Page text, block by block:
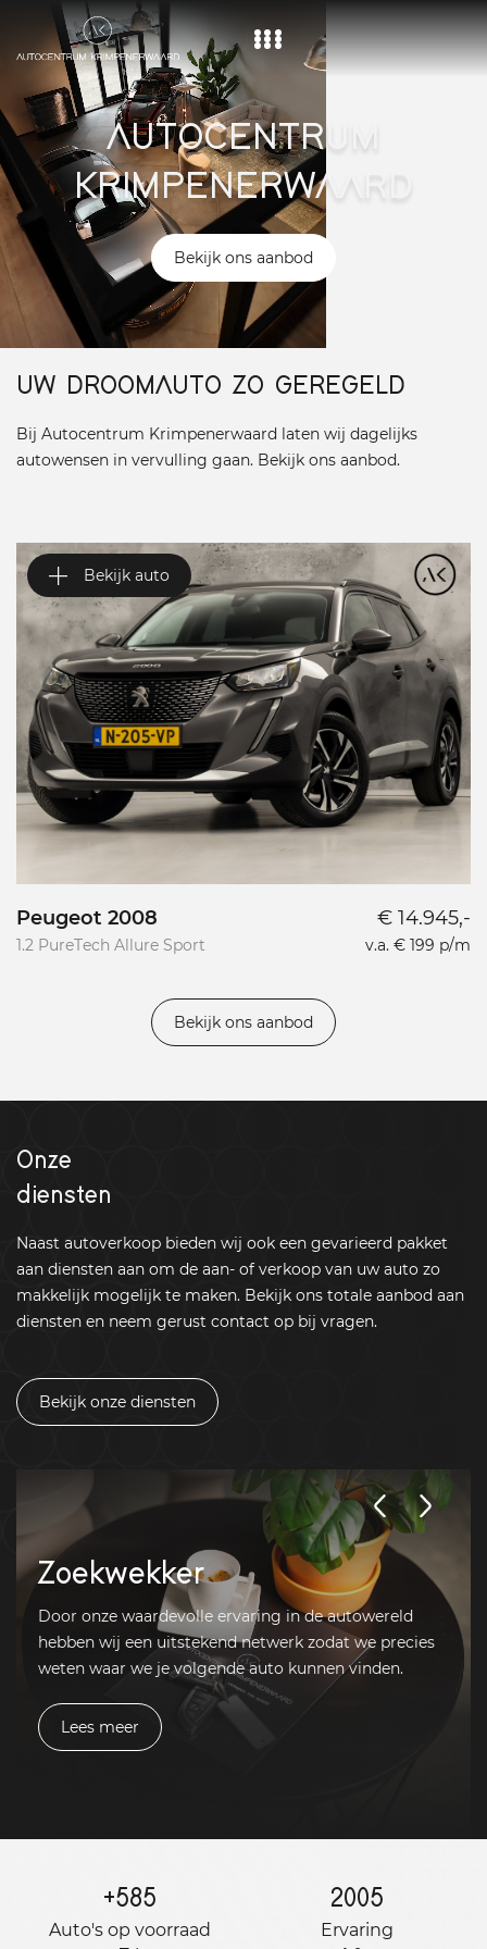
Home
Aanbod
Diensten
Over ons
Vacature
Contact
AUTOCENTRUM
KRIMPENERWAARD
Bekijk ons aanbod
UW DROOMAUTO ZO GEREGELD
Bij Autocentrum Krimpenerwaard laten wij dagelijks
autowensen in vervulling gaan. Bekijk ons aanbod.
Bekijk auto
Peugeot 2008
1.2 PureTech Allure Sport
€ 14.945,-
v.a. € 199 p/m
Bekijk ons aanbod
Onze
diensten
Naast autoverkoop bieden wij ook een gevarieerd pakket
aan diensten aan om de aan- of verkoop van uw auto zo
makkelijk mogelijk te maken. Bekijk ons totale aanbod aan
diensten en neem gerust contact op bij vragen.
Bekijk onze diensten
Zoekwekker
Door onze waardevolle ervaring in de autowereld
hebben wij een uitstekend netwerk zodat we precies
weten waar we je volgende auto kunnen vinden.
Lees meer
+585
Auto's op voorraad
2005
Ervaring